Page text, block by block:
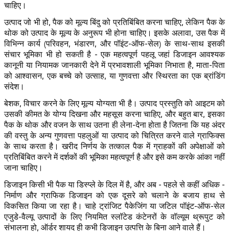
चाहिए।
उत्पाद जो भी हो, पैक को मूल्य बिंदु को प्रतिबिंबित करना चाहिए, लेकिन पैक के
थोक को उत्पाद के मूल्य के अनुरूप भी होना चाहिए। इसके अलावा, उस पैक में
विभिन्न कार्य (परिवहन, भंडारण, और पॉइंट-ऑफ-सेल) के साथ-साथ इसकी
संचार भूमिका भी हो सकती है - एक महत्वपूर्ण पहलू जहां डिजाइन आवश्यक
कानूनी या नियामक जानकारी देने में प्रभावशाली भूमिका निभाता है, माता-पिता
को आश्वासन, एक बच्चे को उत्साह, या गुणवत्ता और स्थिरता का एक ब्रांडिंग
संदेश।
बेशक, विचार करने के लिए मूल्य योग्यता भी है। उत्पाद प्रस्तुति को आइटम को
उसकी कीमत के योग्य दिखना और महसूस करना चाहिए, और बहुत बार, इसका
पैक के थोक और वजन के साथ उतना ही लेना-देना होता है जितना कि यह अंदर
की वस्तु के अन्य गुणवत्ता पहलुओं या उत्पाद को चित्रित करने वाले ग्राफिक्स
के साथ करता है। खरीद निर्णय के तत्काल पैक में ग्राहकों की अपेक्षाओं को
प्रतिबिंबित करने में दर्शकों की भूमिका महत्वपूर्ण है और इसे कम करके आंका नहीं
जाना चाहिए।
डिजाइन किसी भी पैक या डिस्प्ले के दिल में है, और अब - पहले से कहीं अधिक -
निर्माण और ग्राफिक डिजाइन को एक दूसरे को चलाने के बजाय हाथ से
विकसित किया जा रहा है। चाहे ट्रांजिट पैकेजिंग या जटिल पॉइंट-ऑफ-सेल
एजुडे-वैल्यू उत्पादों के लिए नियमित स्लॉटेड कंटेनरों के वॉल्यूम थ्रूपुट को
संभालना हो, ऑर्डर शायद ही कभी डिजाइन उत्पत्ति के बिना आने वाले हैं।